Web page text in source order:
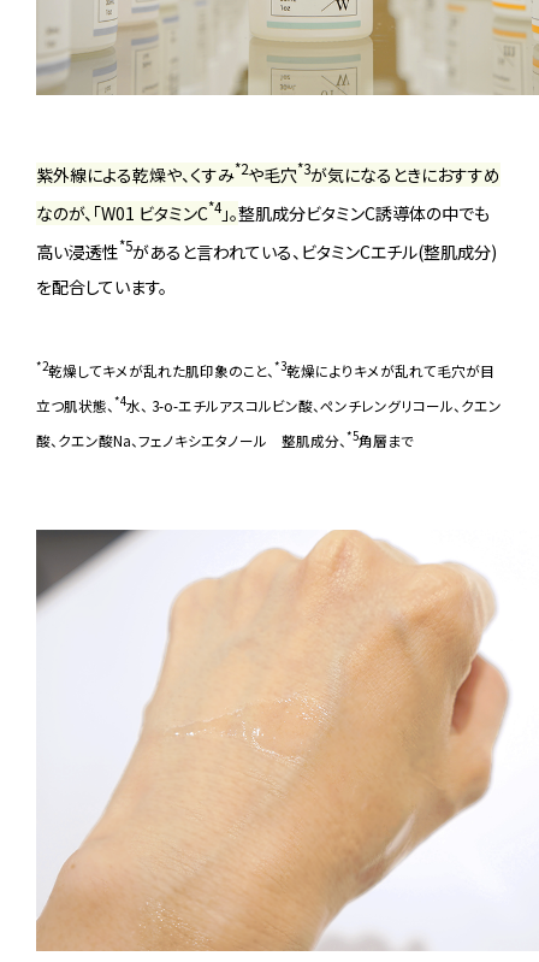
紫外線による乾燥や、くすみ*2や毛穴*3が気になるときにおすすめ
なのが、「W01 ビタミンC*4 」。整肌成分ビタミンC誘導体の中でも
高い浸透性*5があると言われている、ビタミンCエチル(整肌成分)
を配合しています。
*2乾燥してキメが乱れた肌印象のこと、 *3乾燥によりキメが乱れて毛穴が目
立つ肌状態、 *4水、 3-o-エチルアスコルビン酸、ペンチレングリコール、クエン
酸、クエン酸Na、フェノキシエタノール 整肌成分、 *5角層まで